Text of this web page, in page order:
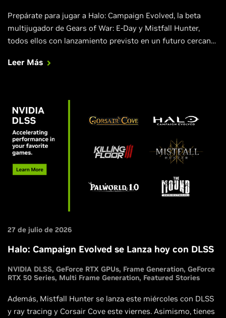
Prepárate para jugar a Halo: Campaign Evolved, la beta
multijugador de Gears of War: E-Day y Mistfall Hunter,
todos ellos con lanzamiento previsto en un futuro cercano
Leer Más
27 de julio de 2026
Halo: Campaign Evolved se Lanza hoy con DLSS
NVIDIA DLSS GeForce RTX GPUs Frame Generation GeForce
RTX 50 Series Multi Frame Generation Featured Stories
Además, Mistfall Hunter se lanza este miércoles con DLSS
y ray tracing y Corsair Cove este viernes. Asimismo, tienes